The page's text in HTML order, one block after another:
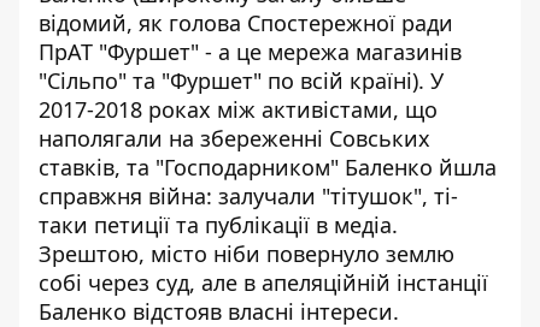
відомий, як голова Спостережної ради
ПрАТ "Фуршет" - а це мережа магазинів
"Сільпо" та "Фуршет" по всій країні). У
2017-2018 роках між активістами, що
наполягали на збереженні Совських
ставків, та "Господарником" Баленко йшла
справжня війна: залучали "тітушок", ті-
таки петиції та публікації в медіа.
Зрештою, місто ніби повернуло землю
собі через суд, але в апеляційній інстанції
Баленко відстояв власні інтереси.